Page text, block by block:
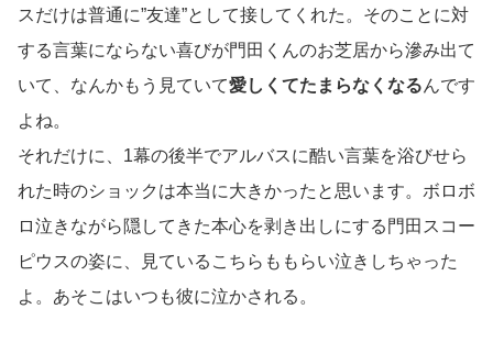
スだけは普通に”友達”として接してくれた。そのことに対
する言葉にならない喜びが門田くんのお芝居から滲み出て
いて、なんかもう見ていて愛しくてたまらなくなるんです
よね。
それだけに、1幕の後半でアルバスに酷い言葉を浴びせら
れた時のショックは本当に大きかったと思います。ボロボ
ロ泣きながら隠してきた本心を剥き出しにする門田スコー
ピウスの姿に、見ているこちらももらい泣きしちゃった
よ。あそこはいつも彼に泣かされる。